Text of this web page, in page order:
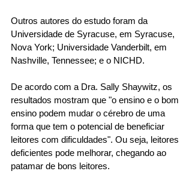
Outros autores do estudo foram da
Universidade de Syracuse, em Syracuse,
Nova York; Universidade Vanderbilt, em
Nashville, Tennessee; e o NICHD.
De acordo com a Dra. Sally Shaywitz, os
resultados mostram que "o ensino e o bom
ensino podem mudar o cérebro de uma
forma que tem o potencial de beneficiar
leitores com dificuldades". Ou seja, leitores
deficientes pode melhorar, chegando ao
patamar de bons leitores.